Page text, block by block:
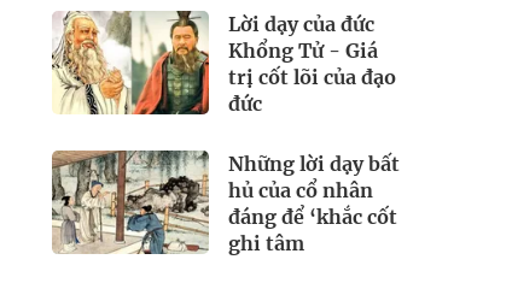
Lời dạy của đức
Khổng Tử - Giá
trị cốt lõi của đạo
đức
Những lời dạy bất
hủ của cổ nhân
đáng để ‘khắc cốt
ghi tâm